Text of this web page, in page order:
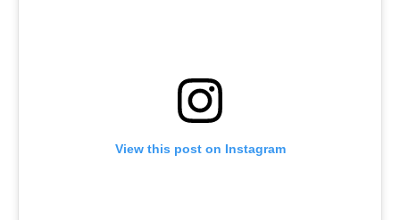
View this post on Instagram